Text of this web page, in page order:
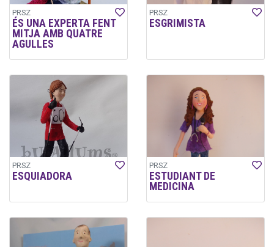
PRSZ
ÉS UNA EXPERTA FENT
MITJA AMB QUATRE
AGULLES
PRSZ
ESGRIMISTA
PRSZ
ESQUIADORA
PRSZ
ESTUDIANT DE
MEDICINA